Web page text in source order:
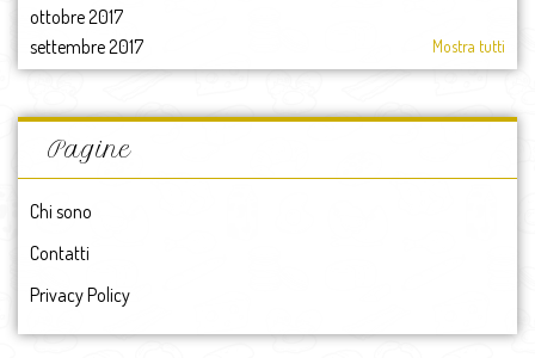
ottobre 2017
settembre 2017
agosto 2017
luglio 2017
giugno 2017
maggio 2017
marzo 2017
febbraio 2017
gennaio 2017
dicembre 2016
Mostra tutti
Pagine
Chi sono
Contatti
Privacy Policy